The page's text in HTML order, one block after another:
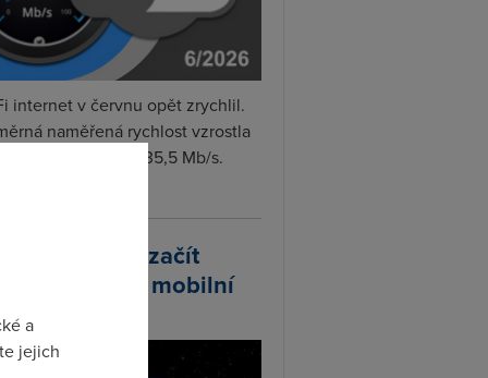
internet v červnu opět zrychlil.
naměřená rychlost vzrostla
o 4 % na 35,5 Mb/s.
plánuje začít
vlastní mobilní
a
jejich